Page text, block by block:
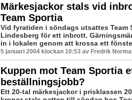
Märkesjackor stals vid
Team Sportia
Vid fyratiden i söndags utsattes Team
Lindesberg för ett inbrott.
in i lokalen genom att krossa ett
5 januari 2004 klockan 10:53 av Fredrik
Kuppen mot Team Sportia
beställningsjobb?
Ett 20-tal märkesjackor i prisklassen